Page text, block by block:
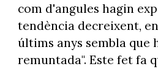
com d'angules hagin
tendència decreixent,
últims anys sembla que
remuntada". Este fet fa